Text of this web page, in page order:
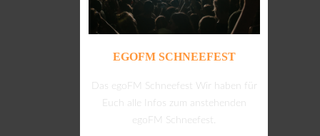
EGOFM SCHNEEFEST
Das egoFM Schneefest Wir haben für
Euch alle Infos zum anstehenden
egoFM Schneefest.